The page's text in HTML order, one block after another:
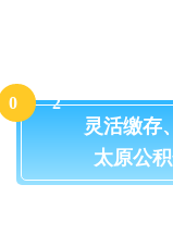
0 2
灵活缴存
太原公